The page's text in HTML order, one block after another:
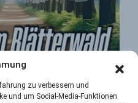
zu verbessern und
und um Social-Media-Funktionen